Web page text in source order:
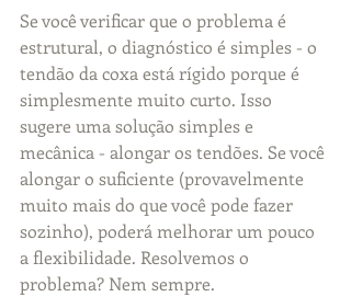
Se você verificar que o problema é
estrutural, o diagnóstico é simples - o
tendão da coxa está rígido porque é
simplesmente muito curto. Isso
sugere uma solução simples e
mecânica - alongar os tendões. Se você
alongar o suficiente (provavelmente
muito mais do que você pode fazer
sozinho), poderá melhorar um pouco
a flexibilidade. Resolvemos o
problema? Nem sempre.